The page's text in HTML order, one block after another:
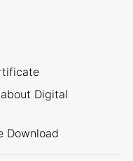
Digital
Download